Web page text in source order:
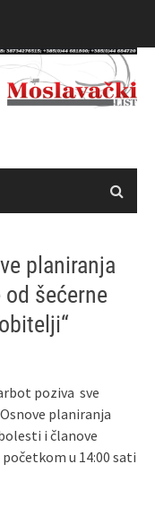
planiranja
šećerne
poziva sve
planiranja
i članove
u 14:00 sati